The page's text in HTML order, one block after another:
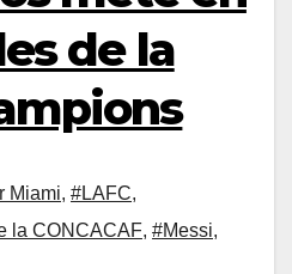
de la
Miami, #LAFC,
la CONCACAF, #Messi,